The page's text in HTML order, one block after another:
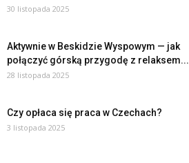
30 listopada 2025
Aktywnie w Beskidzie Wyspowym — jak
połączyć górską przygodę z relaksem...
28 listopada 2025
Czy opłaca się praca w Czechach?
3 listopada 2025